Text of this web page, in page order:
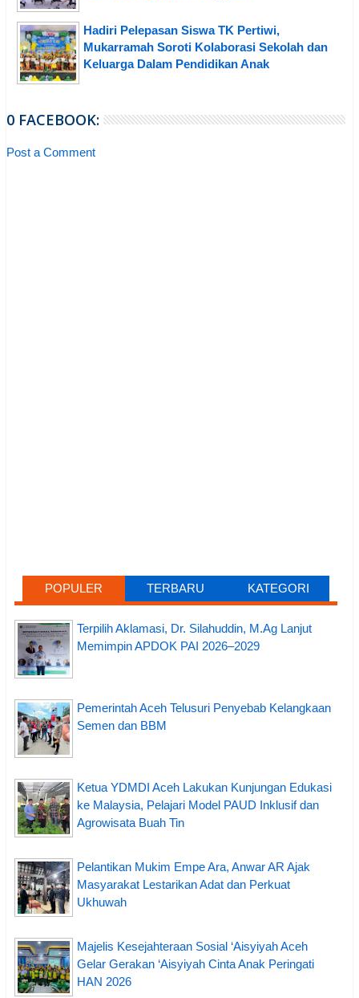
Hadiri Pelepasan Siswa TK Pertiwi,
Mukarramah Soroti Kolaborasi Sekolah dan
Keluarga Dalam Pendidikan Anak
0 FACEBOOK:
Post a Comment
POPULER TERBARU KATEGORI
Terpilih Aklamasi, Dr. Silahuddin, M.Ag Lanjut
Memimpin APDOK PAI 2026–2029
Pemerintah Aceh Telusuri Penyebab Kelangkaan
Semen dan BBM
Ketua YDMDI Aceh Lakukan Kunjungan Edukasi
ke Malaysia, Pelajari Model PAUD Inklusif dan
Agrowisata Buah Tin
Pelantikan Mukim Empe Ara, Anwar AR Ajak
Masyarakat Lestarikan Adat dan Perkuat
Ukhuwah
Majelis Kesejahteraan Sosial ‘Aisyiyah Aceh
Gelar Gerakan ‘Aisyiyah Cinta Anak Peringati
HAN 2026